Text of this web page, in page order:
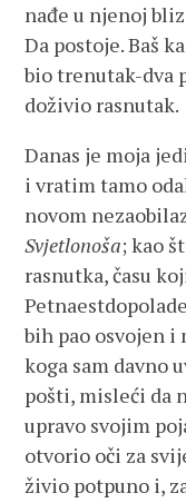
nađe u njenoj
Da postoje. Baš
bio trenutak-dva
doživio rasnutak.
Danas je moja
i vratim tamo
novom
Svjetlonoša; kao
rasnutka, času
bih pao osvojen i
koga sam davno
pošti, misleći da
upravo svojim
otvorio oči za
živio potpuno i,